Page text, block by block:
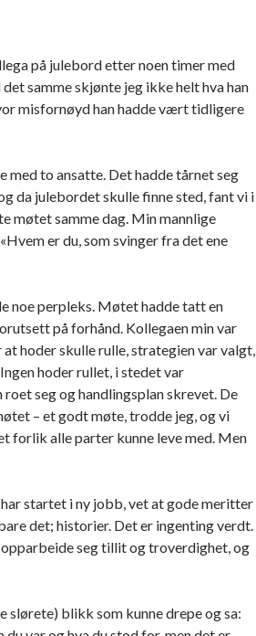
på julebord etter noen timer med
samme skjønte jeg ikke helt hva han
misfornøyd han hadde vært tidligere
to ansatte. Det hadde tårnet seg
da julebordet skulle finne sted, fant vi i
møtet samme dag. Min mannlige
er du, som svinger fra det ene
noe perpleks. Møtet hadde tatt en
på forhånd. Kollegaen min var
at hoder skulle rulle, strategien var valgt,
hoder rullet, i stedet var
seg og handlingsplan skrevet. De
– et godt møte, trodde jeg, og vi
forlik alle parter kunne leve med. Men
startet i ny jobb, vet at gode meritter
det; historier. Det er ingenting verdt.
seg tillit og troverdighet, og
slørete) blikk som kunne drepe og sa: